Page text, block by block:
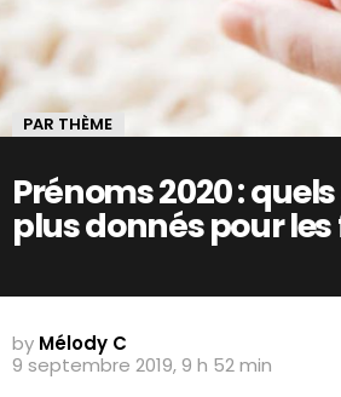
PAR THÈME
Prénoms 2020 :
plus donnés pour les
by Mélody C
9 septembre 2019, 9 h 52 min